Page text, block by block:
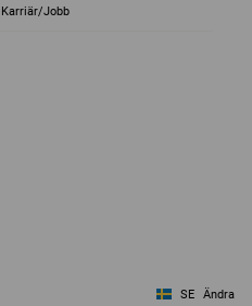
Karriär/Jobb
SE Ändra